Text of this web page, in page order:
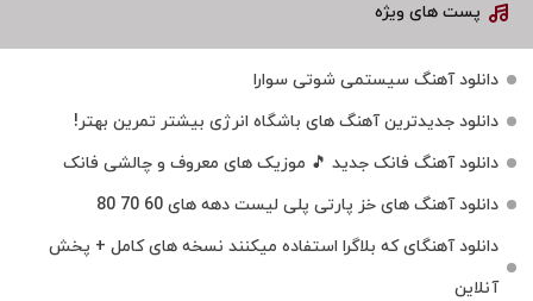
پست های ویژه
دانلود آهنگ سیستمی شوتی سوارا
دانلود جدیدترین آهنگ‌ های باشگاه انرژی بیشتر تمرین بهتر!
دانلود آهنگ فانک جدید 🎵 موزیک‌ های معروف و چالشی فانک
دانلود آهنگ های خز پارتی پلی لیست دهه های 60 70 80
دانلود آهنگای که بلاگرا استفاده میکنند نسخه های کامل + پخش
آنلاین